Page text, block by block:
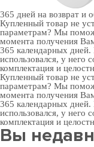
365 дней на возврат и
Купленный товар не
параметрам? Мы
момента получения
365 календарных
использовался, у него
комплектация и
Купленный товар не
параметрам? Мы
момента получения
365 календарных
использовался, у него
комплектация и
Вы